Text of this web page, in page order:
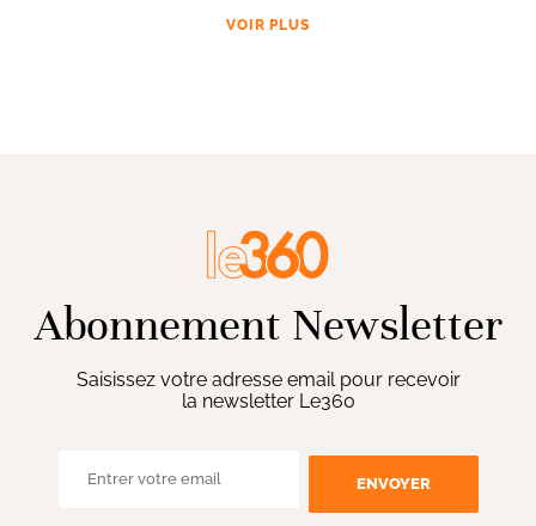
VOIR PLUS
Abonnement Newsletter
Saisissez votre adresse email pour recevoir
la newsletter Le360
ENVOYER